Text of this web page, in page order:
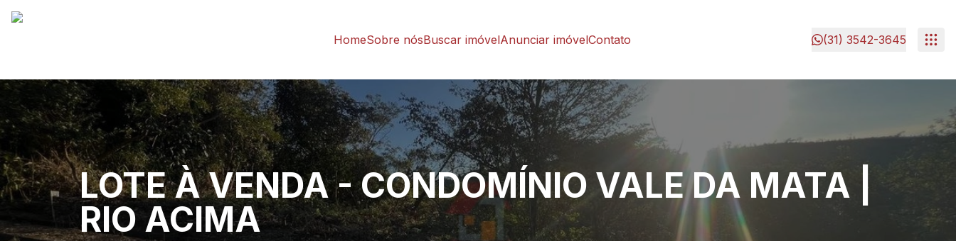
HomeSobre nósBuscar imóvelAnunciar imóvelContato (31) 3542-3645
LOTE À VENDA - CONDOMÍNIO VALE DA MATA |
RIO ACIMA